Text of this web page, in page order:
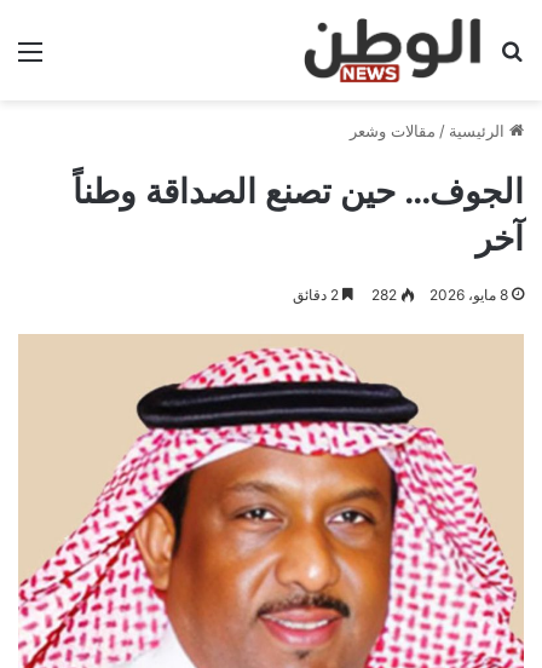
بحث عن
الرئيسية / مقالات وشعر
الجوف… حين تصنع الصداقة وطناً
آخر
8 مايو، 2026 282